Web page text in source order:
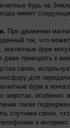
бурь на
иммет
При движении
ток, что
магнитные бури
даже приводить к
связи,
для
бури в
широтах,
также
спутники связи,
и интернет.